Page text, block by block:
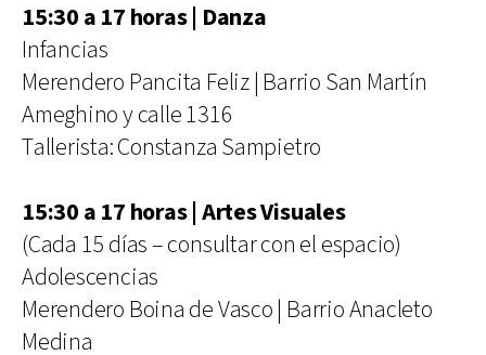
15:30 a 17 horas | Danza
Infancias
Merendero Pancita Feliz | Barrio San Martín
Ameghino y calle 1316
Tallerista: Constanza Sampietro
15:30 a 17 horas | Artes Visuales
(Cada 15 días – consultar con el espacio)
Adolescencias
Merendero Boina de Vasco | Barrio Anacleto
Medina